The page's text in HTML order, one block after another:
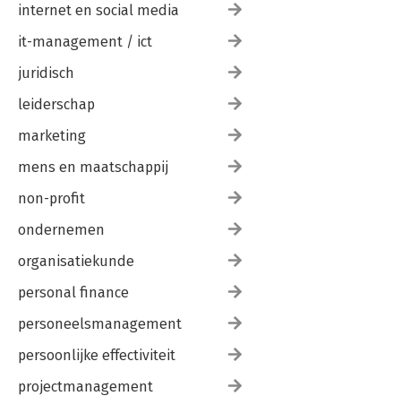
internet en social media
it-management / ict
juridisch
leiderschap
marketing
mens en maatschappij
non-profit
ondernemen
organisatiekunde
personal finance
personeelsmanagement
persoonlijke effectiviteit
projectmanagement